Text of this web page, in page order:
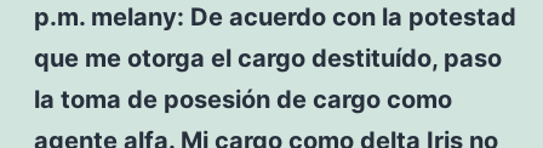
p.m. melany: De acuerdo con la potestad
que me otorga el cargo destituído, paso
la toma de posesión de cargo como
agente alfa. Mi cargo como delta Iris no